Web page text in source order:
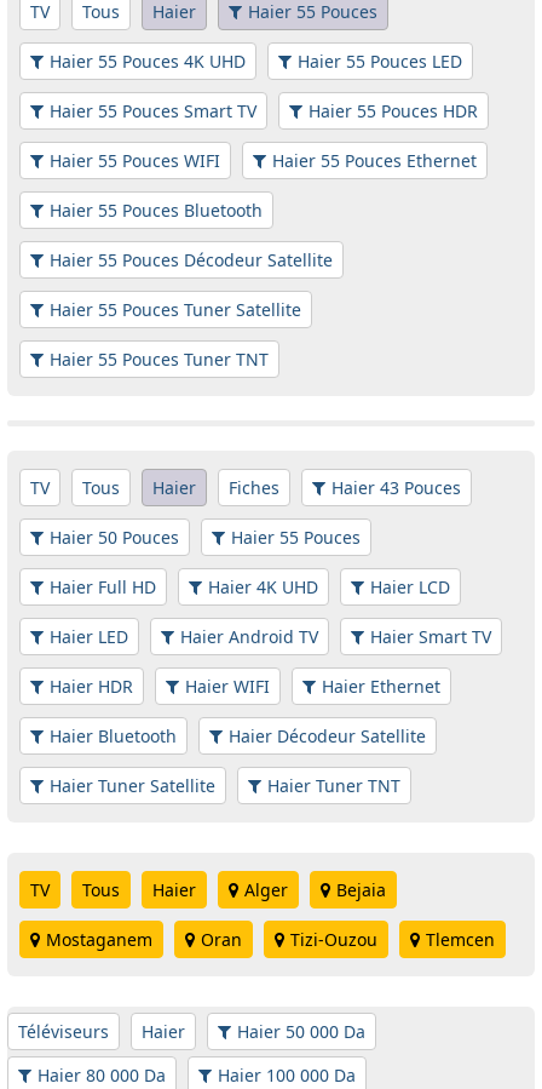
TV Tous Haier Haier 55 Pouces
Haier 55 Pouces 4K UHD Haier 55 Pouces LED
Haier 55 Pouces Smart TV Haier 55 Pouces HDR
Haier 55 Pouces WIFI Haier 55 Pouces Ethernet
Haier 55 Pouces Bluetooth
Haier 55 Pouces Décodeur Satellite
Haier 55 Pouces Tuner Satellite
Haier 55 Pouces Tuner TNT
TV Tous Haier Fiches Haier 43 Pouces
Haier 50 Pouces Haier 55 Pouces
Haier Full HD Haier 4K UHD Haier LCD
Haier LED Haier Android TV Haier Smart TV
Haier HDR Haier WIFI Haier Ethernet
Haier Bluetooth Haier Décodeur Satellite
Haier Tuner Satellite Haier Tuner TNT
TV Tous Haier Alger Bejaia
Mostaganem Oran Tizi-Ouzou Tlemcen
Téléviseurs Haier
Haier 50 000 Da
Haier 80 000 Da
Haier 100 000 Da